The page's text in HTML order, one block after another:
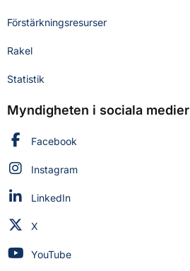
Förstärkningsresurser
Rakel
Statistik
Myndigheten i sociala medier
Myndigheten för civilt försvar på
Facebook
Myndigheten för civilt försvar på
Instagram
Myndigheten för civilt försvar på
LinkedIn
Myndigheten för civilt försvar på
X
Myndigheten för civilt försvar på
YouTube